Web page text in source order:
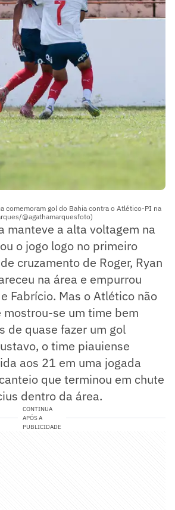
comemoram gol do Bahia contra o Atlético-PI na
@agathamarquesfoto)
manteve a alta voltagem na
o jogo logo no primeiro
cruzamento de Roger, Ryan
na área e empurrou
Fabrício. Mas o Atlético não
mostrou-se um time bem
de quase fazer um gol
o time piauiense
aos 21 em uma jogada
que terminou em chute
dentro da área.
CONTINUA
APÓS A
PUBLICIDADE